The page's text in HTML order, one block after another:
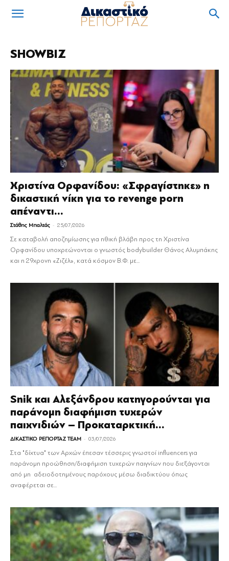
SHOWBIZ
Χριστίνα Ορφανίδου: «Σφραγίστηκε» η
δικαστική νίκη για το revenge porn
απέναντι...
Στάθης Μπαλτάς - 25/07/2026
Σε καταβολή αποζημίωσης για ηθική βλάβη προς τη Χριστίνα
Ορφανίδου υποχρεώνονται ο γνωστός bodybuilder Θάνος Αλυμπάκης
και η 29χρονη «Ζιζέλ», κατά κόσμον Β.Φ. με...
Snik και Αλεξάνδρου κατηγορούνται για
παράνομη διαφήμιση τυχερών
παιχνιδιών – Προκαταρκτική...
ΔΙΚΑΣΤΙΚΟ ΡΕΠΟΡΤΑΖ TEAM - 03/07/2026
Στα "δίχτυα" των Αρχών έπεσαν τέσσερις γνωστοί influencers για
παράνομη προώθηση/διαφήμιση τυχερών παιγνίων που διεξάγονται
από μη αδειοδοτημένους παρόχους μέσω διαδικτύου όπως
αναφέρεται σε...